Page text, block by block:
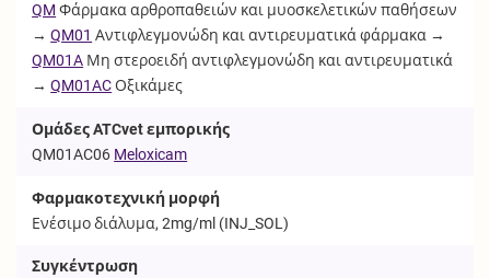
QM Φάρμακα αρθροπαθειών και μυοσκελετικών παθήσεων
→QM01 Αντιφλεγμονώδη και αντιρευματικά φάρμακα →
QM01A Μη στεροειδή αντιφλεγμονώδη και αντιρευματικά
→QM01AC Οξικάμες
Ομάδες ATCvet εμπορικής
QM01AC06 Meloxicam
Φαρμακοτεχνική μορφή
Ενέσιμο διάλυμα, 2mg/ml (INJ_SOL)
Συγκέντρωση